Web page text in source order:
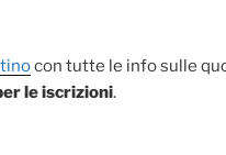
con tutte le info sulle
le iscrizioni.